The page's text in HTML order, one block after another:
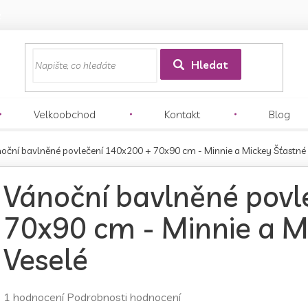
Hledat
Velkoobchod Kontakt Blog
bavlněné povlečení 140x200 + 70x90 cm - Minnie a Mickey Šťastné
Vánoční bavlněné
70x90 cm - Minnie a
Veselé
Průměrné
1 hodnocení Podrobnosti hodnocení